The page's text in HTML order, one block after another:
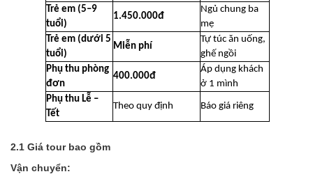
Trẻ em (5–9
tuổi)
1.450.000đ
Ngủ chung ba
mẹ
Trẻ em (dưới 5
tuổi)
Miễn phí
Tự túc ăn uống,
ghế ngồi
Phụ thu phòng
đơn
400.000đ
Áp dụng khách
ở 1 mình
Phụ thu Lễ –
Tết
Theo quy định Báo giá riêng
2.1 Giá tour bao gồm
Vận chuyển: